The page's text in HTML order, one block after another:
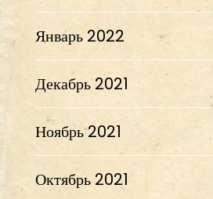
Январь 2022
Декабрь 2021
Ноябрь 2021
Октябрь 2021